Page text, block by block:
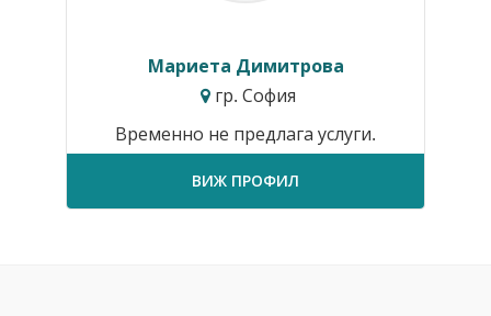
Мариета Димитрова
гр. София
Временно не предлага услуги.
ВИЖ ПРОФИЛ